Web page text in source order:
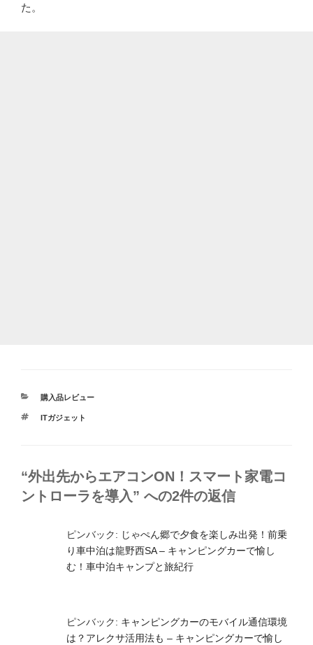
た。
カ
ゴ
購入品レビュー
タITガジェット
“外出先からエアコンON！スマート家電コ
ントローラを導入” への2件の返信
ピンバック: じゃぺん郷で夕食を楽しみ出発！前乗
り車中泊は龍野西SA – キャンピングカーで愉し
む！車中泊キャンプと旅紀行
ピンバック: キャンピングカーのモバイル通信環境
は？アレクサ活用法も – キャンピングカーで愉し